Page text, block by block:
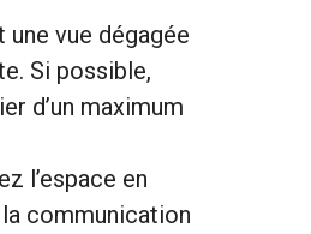
vue dégagée
Si possible,
d’un maximum
l’espace en
communication